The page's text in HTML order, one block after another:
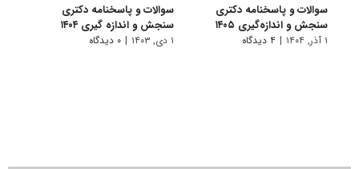
سوالات و پاسخنامه دکتری
سنجش و اندازه‌گیری ۱۴۰۵
۱ آذر, ۱۴۰۴ | ۴ دیدگاه
سوالات و پاسخنامه دکتری
سنجش و اندازه گیری ۱۴۰۴
۱ دی, ۱۴۰۳ | ۰ دیدگاه